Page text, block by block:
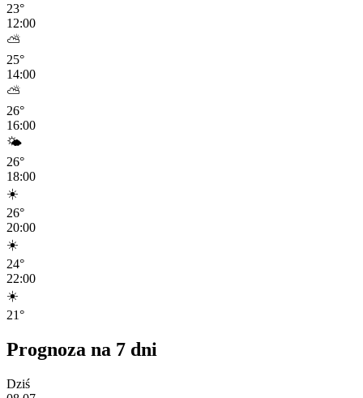
23°
12:00
⛅
25°
14:00
⛅
26°
16:00
🌤️
26°
18:00
☀️
26°
20:00
☀️
24°
22:00
☀️
21°
Prognoza na 7 dni
Dziś